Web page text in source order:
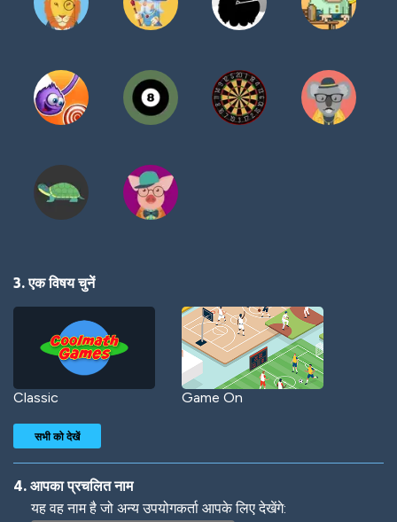
3. एक विषय चुनें
Classic Game On
सभी को देखें
4. आपका प्रचलित नाम
यह वह नाम है जो अन्य उपयोगकर्ता आपके लिए देखेंगे: